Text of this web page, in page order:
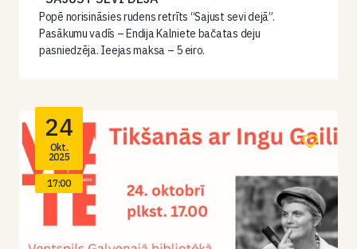
Popē norisināsies rudens retrīts “Sajust sevi dejā”.
Pasākumu vadīs – Endija Kalniete bačatas deju
pasniedzēja. Ieejas maksa – 5 eiro.
24
Okt.
2025
17:00